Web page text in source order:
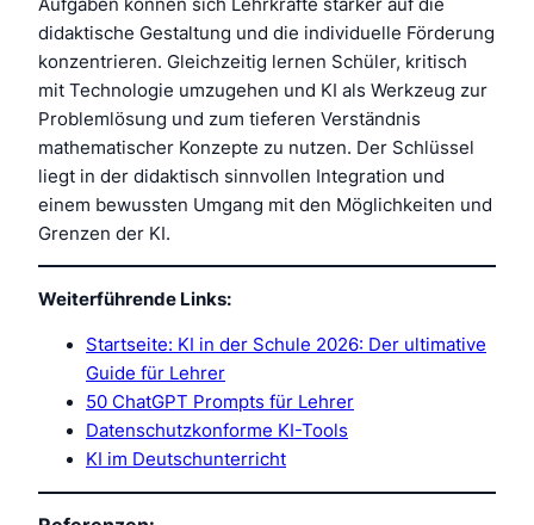
didaktische Gestaltung und die individuelle Förderung
konzentrieren. Gleichzeitig lernen Schüler, kritisch
mit Technologie umzugehen und KI als Werkzeug zur
Problemlösung und zum tieferen Verständnis
mathematischer Konzepte zu nutzen. Der Schlüssel
liegt in der didaktisch sinnvollen Integration und
einem bewussten Umgang mit den Möglichkeiten und
Grenzen der KI.
Weiterführende Links:
Startseite: KI in der Schule 2026: Der ultimative
Guide für Lehrer
50 ChatGPT Prompts für Lehrer
Datenschutzkonforme KI-Tools
KI im Deutschunterricht